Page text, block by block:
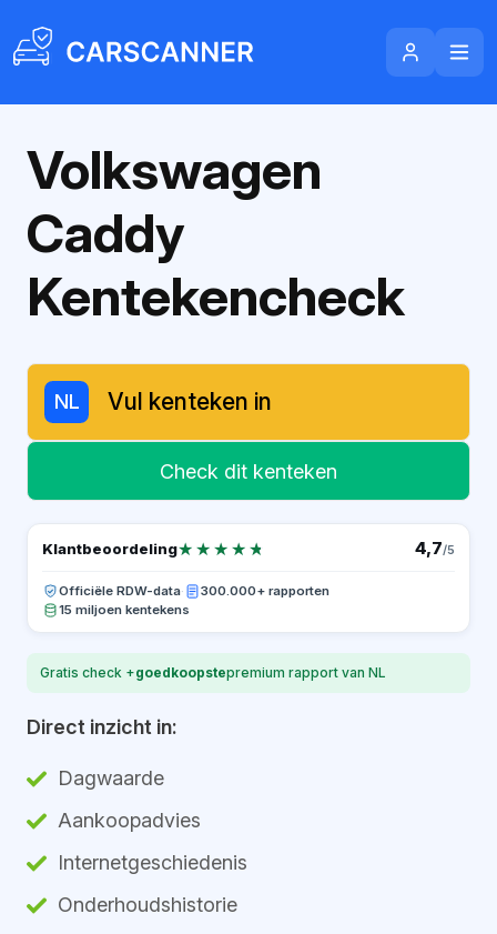
Volkswagen
Caddy
Kentekencheck
NL
Check dit kenteken
Klantbeoordeling★★★★★
★★★★★ 4,7/5
Officiële RDW-data·
300.000+ rapporten
15 miljoen kentekens
Gratis check +goedkoopstepremium rapport van NL
Direct inzicht in:
Dagwaarde
Aankoopadvies
Internetgeschiedenis
Onderhoudshistorie